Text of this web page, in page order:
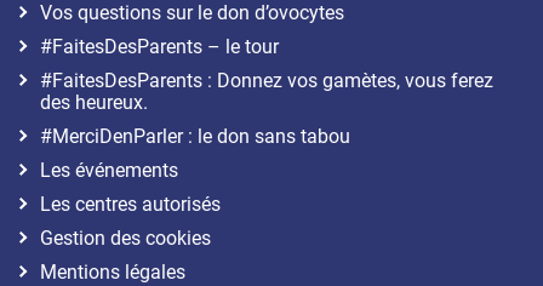
Vos questions sur le don d’ovocytes
#FaitesDesParents – le tour
#FaitesDesParents : Donnez vos gamètes, vous ferez
des heureux.
#MerciDenParler : le don sans tabou
Les événements
Les centres autorisés
Gestion des cookies
Mentions légales